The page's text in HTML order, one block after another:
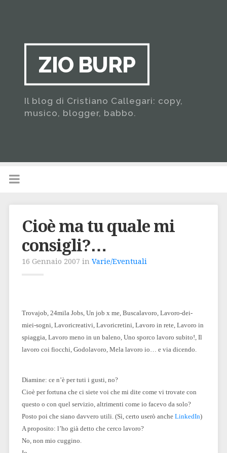
ZIO BURP
Il blog di Cristiano Callegari: copy,
musico, blogger, babbo.
Cioè ma tu quale mi
consigli?…
16 Gennaio 2007 in Varie/Eventuali
Trovajob, 24mila Jobs, Un job x me, Buscalavoro, Lavoro-dei-
miei-sogni, Lavoricreativi, Lavoricretini, Lavoro in rete, Lavoro in
spiaggia, Lavoro meno in un baleno, Uno sporco lavoro subito!, Il
lavoro coi fiocchi, Godolavoro, Mela lavoro io… e via dicendo.
Diamine: ce n’è per tuti i gusti, no?
Cioè per fortuna che ci siete voi che mi dite come vi trovate con
questo o con quel servizio, altrimenti come io facevo da solo?
Posto poi che siano davvero utili. (Sì, certo userò anche LinkedIn)
A proposito: l’ho già detto che cerco lavoro?
No, non mio cuggino.